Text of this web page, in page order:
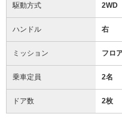
駆動方式 2WD
ハンドル 右
ミッション フロ
乗車定員 2名
ドア数 2枚